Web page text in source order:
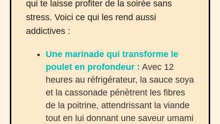
qui te laisse profiter de la soirée sans
stress. Voici ce qui les rend aussi
addictives :
Une marinade qui transforme le
poulet en profondeur : Avec 12
heures au réfrigérateur, la sauce soya
et la cassonade pénètrent les fibres
de la poitrine, attendrissant la viande
tout en lui donnant une saveur umami